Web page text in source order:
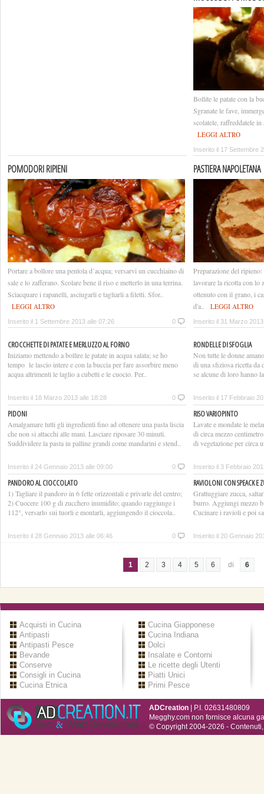
Bollite le patate con la
Sgranate le fave,
scolatele, raffreddatele
LEGGI ALTRO
Inserito il 17 Settembre
POMODORI RIPIENI
Portare a bollore una pentola d’acqua; versarvi un cucchiaino di
sale e lo zafferano. Scolare bene il riso e metterlo in una terrina.
Sciacquare i rapanelli, asciugarli e tagliarli a filetti. Sfor..
LEGGI ALTRO
Inserito il 1 Settembre 2013 alle 07:26 0
PASTIERA NAPOLETANA
Preparazione del
lavorare la ricotta con lo
ottenuto con il grano, i
d'a..
LEGGI ALTRO
Inserito il 31 Marzo
CROCCHETTE DI PATATE E MERLUZZO AL FORNO
Iniziamo mettendo a bollire le patate in acqua salata; se ho
tempo le lascio intere e con la buccia per fare assorbire meno
acqua altrimenti le taglio a cubetti e le cuocio. Per..
Inserito il 18 Marzo 2013 alle 18:28 0
RONDELLE DI SFOGLIA
Non tutte le donne
di una sfiziosa ricetta da
se alcune di loro hanno
Inserito il 17 Febbraio
PIDONI
Amalgamare tutti gli ingredienti fino ad ottenere una pasta liscia
che non si attacchi alle mani. Lasciare riposare 30 minuti.
Suddividere la pasta in palline grandi come mandarini e stend..
Inserito il 24 Gennaio 2013 alle 09:00 0
RISO VARIOPINTO
Lavate e mondate le
di circa mezzo
di vegetazione per circa
Inserito il 3 Febbraio
PANDORO AL CIOCCOLATO
1) Tagliare il pandoro in 6 fette orizzontali e privarle del centro;
2) Cuocere 100 g di zucchero inumidito; quando raggiunge i
112°, versarlo sui tuorli e montarli, aggiungendo il cioccola..
Inserito il 28 Gennaio 2013 alle 06:46 0
RAVIOLONI CON SPEACK E
Grattuggiare zucca,
burro. Aggiungi mezzo
Cucinare i ravioli e poi
Inserito il 20 Gennaio
1 2 3 4 5 6 di 6
Acquisti in Cucina
Antipasti
Antipasti Pesce
Bevande
Conserve
Consigli in Cucina
Cucina Etnica
Cucina Giapponese
Cucina Indiana
Dolci
Insalate e Contorni
Le ricette degli Utenti
Piatti Unici
Primi Pesce
ADCreation | P.I. 02631480809
Megghy.com non fornisce alcuna
© Copyright 2004-2026 -